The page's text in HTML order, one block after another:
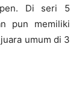
Di seri 5
pun memiliki
umum di 3